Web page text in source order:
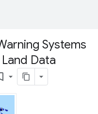
Systems
Data